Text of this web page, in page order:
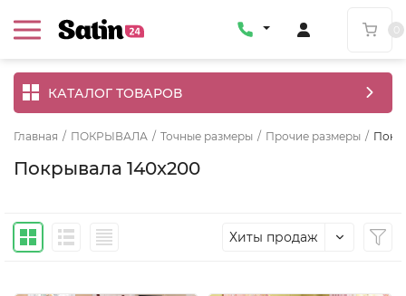
КАТАЛОГ ТОВАРОВ
Главная / ПОКРЫВАЛА / Точные размеры / Прочие размеры /
Покрывала 140x200
Хиты продаж